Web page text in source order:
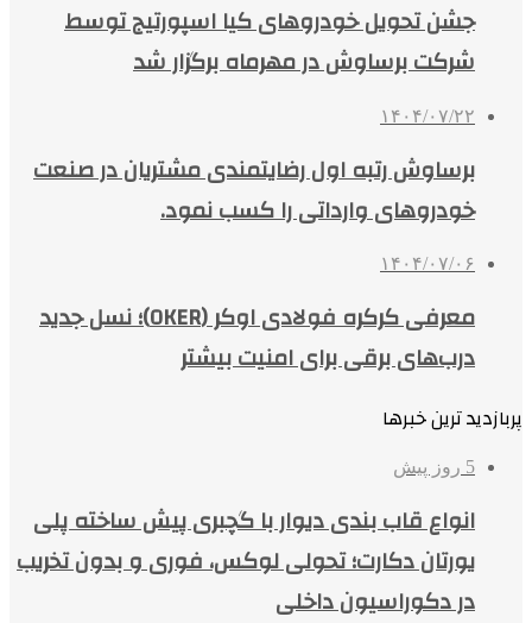
جشن تحویل خودروهای کیا اسپورتیج توسط
شرکت برساوش در مهرماه برگزار شد
۱۴۰۴/۰۷/۲۲
برساوش رتبه اول رضایتمندی مشتریان در صنعت
خودروهای وارداتی را کسب نمود.
۱۴۰۴/۰۷/۰۶
معرفی کرکره فولادی اوکر (OKER)؛ نسل جدید
درب‌های برقی برای امنیت بیشتر
پربازدید ترین خبرها
5 روز پیش
انواع قاب بندی دیوار با گچبری پیش ساخته پلی
یورتان دکارت؛ تحولی لوکس، فوری و بدون تخریب
در دکوراسیون داخلی